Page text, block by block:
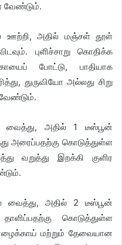
வேண்டும்.
ஊற்றி, அதில் மஞ்சள் தூள்
புளிச்சாறு கொதிக்க
போட்டு, பாதியாக
துருவியோ அல்லது சிறு
வைத்து, அதில் 1 டீஸ்பூன்
அரைப்பதற்கு கொடுத்துள்ள
வறுத்து இறக்கி குளிர
வைத்து, அதில் 2 டீஸ்பூன்
கொடுத்துள்ள
மற்றும் தேவையான